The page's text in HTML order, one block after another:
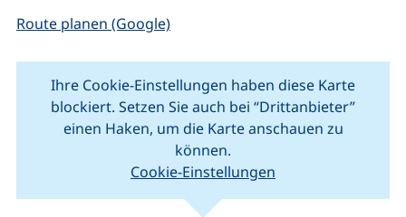
Route planen (Google)(externer Link, öffnet neues
Ihre Cookie-Einstellungen haben diese Karte
blockiert. Setzen Sie auch bei “Drittanbieter”
einen Haken, um die Karte anschauen zu
können.
Cookie-Einstellungen
(externer Link, öffnet neues Fenster).
Kartendaten © Mitwirkende von